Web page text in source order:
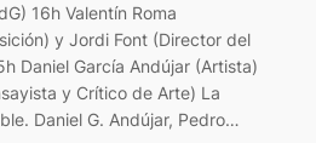
16h Valentín Roma
y Jordi Font (Director del
Daniel García Andújar (Artista)
y Crítico de Arte) La
Daniel G. Andújar, Pedro…